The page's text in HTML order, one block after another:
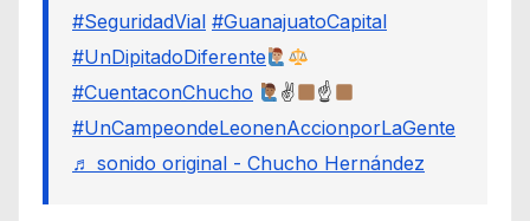
#SeguridadVial #GuanajuatoCapital
#UnDipitadoDiferente
#CuentaconChucho
✌
☝
#UnCampeondeLeonenAccionporLaGente
♬ sonido original - Chucho Hernández